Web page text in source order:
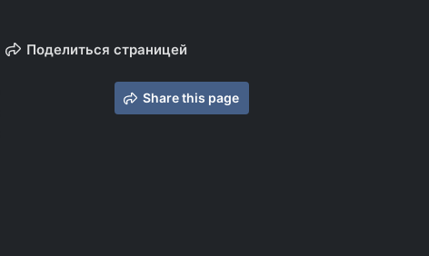
Поделиться страницей
Share this page